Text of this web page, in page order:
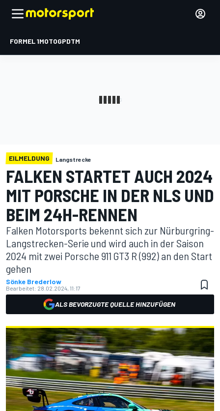
FORMEL 1MOTOGPDTM
EILMELDUNG Langstrecke
FALKEN STARTET AUCH 2024
MIT PORSCHE IN DER NLS UND
BEIM 24H-RENNEN
Falken Motorsports bekennt sich zur Nürburgring-
Langstrecken-Serie und wird auch in der Saison
2024 mit zwei Porsche 911 GT3 R (992) an den Start
gehen
Sönke Brederlow
Bearbeitet: 28.02.2024, 11:17
ALS BEVORZUGTE QUELLE HINZUFÜGEN